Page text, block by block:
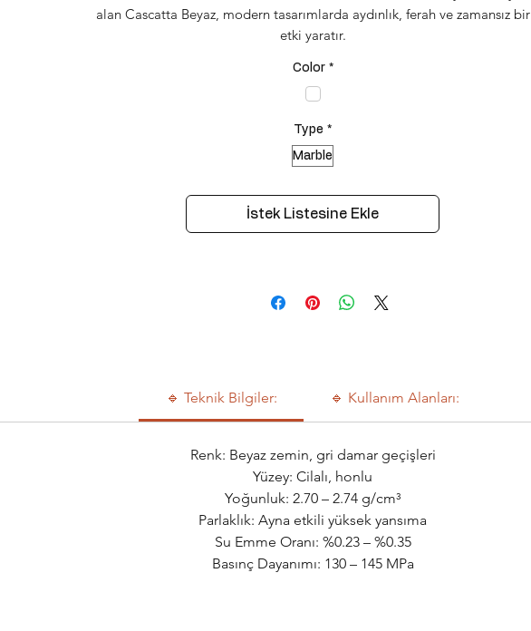
alan Cascatta Beyaz, modern tasarımlarda aydınlık, ferah ve zamansız bir
etki yaratır.
Color *
Type *
Marble
İstek Listesine Ekle
🔹 Teknik Bilgiler: 🔹 Kullanım Alanları:
Renk: Beyaz zemin, gri damar geçişleri
Yüzey: Cilalı, honlu
Yoğunluk: 2.70 – 2.74 g/cm³
Parlaklık: Ayna etkili yüksek yansıma
Su Emme Oranı: %0.23 – %0.35
Basınç Dayanımı: 130 – 145 MPa